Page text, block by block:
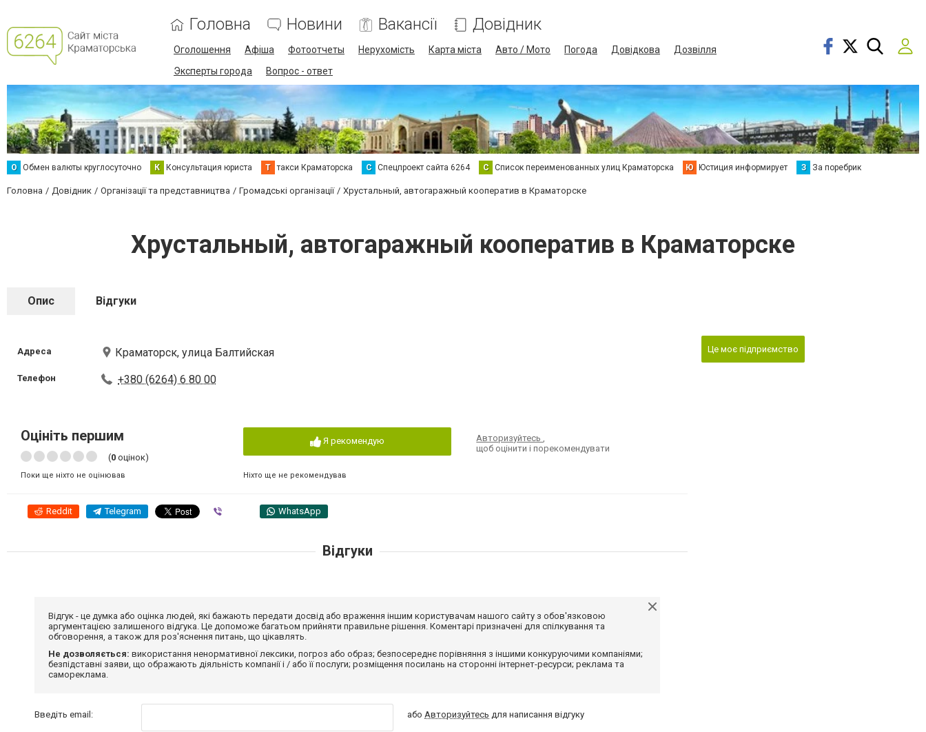
Головна Новини Вакансії Довідник
Оголошення Афіша Фотоотчеты Нерухомість Карта міста Авто / Мото Погода Довідкова
Дозвілля
Эксперты города
Вопрос - ответ
О Обмен валюты круглосуточно К Консультация юриста Т такси Краматорска С Спецпроект сайта 6264 С Список переименованных улиц Краматорска Ю Юстиция информирует З За поребрик
Головна Довідник Організації та представництва Громадські організації Хрустальный, автогаражный кооператив в Краматорске
Хрустальный, автогаражный кооператив в Краматорске
Опис Відгуки
Адреса Краматорск, улица Балтийская
Телефон +380 (6264) 6 80 00
Оцініть першим
(0 оцінок)
Поки ще ніхто не оцінював
Я рекомендую
Ніхто ще не рекомендував
Авторизуйтесь,
щоб оцінити і порекомендувати
Reddit Telegram WhatsApp
Це моє підприємство
Відгуки
Відгук - це думка або оцінка людей, які бажають передати досвід або враження іншим користувачам нашого сайту з обов'язковою
аргументацією залишеного відгука. Це допоможе багатьом прийняти правильне рішення. Коментарі призначені для спілкування та
обговорення, а також для роз'яснення питань, що цікавлять.
Не дозволяється: використання ненормативної лексики, погроз або образ; безпосереднє порівняння з іншими конкуруючими компаніями;
безпідставні заяви, що ображають діяльність компанії і / або її послуги; розміщення посилань на сторонні інтернет-ресурси; реклама та
самореклама.
Введіть email: абоАвторизуйтесь для написання відгуку